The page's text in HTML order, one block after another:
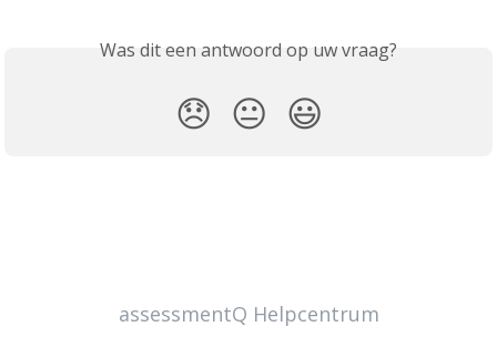
Was dit een antwoord op uw vraag?
😞 😐 😃
assessmentQ Helpcentrum